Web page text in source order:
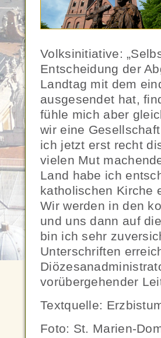
Volksinitiative:
Entscheidung der
Landtag mit dem
ausgesendet hat,
fühle mich aber
wir eine
ich jetzt erst recht
vielen Mut
Land habe ich
katholischen Kirche
Wir werden in den
und uns dann auf
bin ich sehr
Unterschriften
vorübergehender
Textquelle:
Foto: St. Marien-